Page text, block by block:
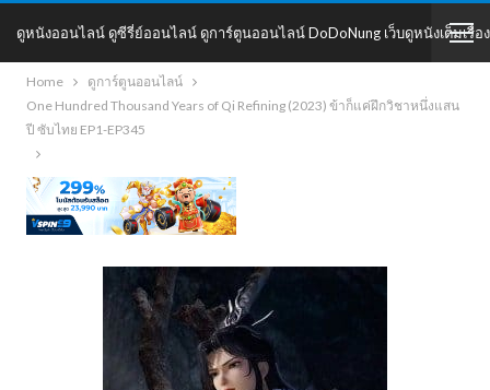
ดูหนังออนไลน์ ดูซีรี่ย์ออนไลน์ ดูการ์ตูนออนไลน์ DoDoNung เว็บดูหนังเต็มเรื่อง
DoDoNung
Home
ดูการ์ตูนออนไลน์
One Hundred Thousand Years of Qi Refining (2023) ข้าก็แค่ฝึกวิชาหนึ่งแสน
ปี ซับไทย EP1-EP345